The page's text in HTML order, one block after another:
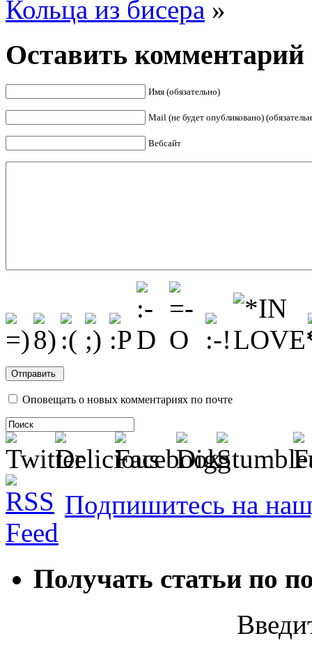
Кольца из бисера »
Оставить комментарий
Имя (обязательно)
Mail (не будет опубликовано)
Вебсайт
Оповещать о новых комментариях по почте
Подпишитесь на
Получать статьи по